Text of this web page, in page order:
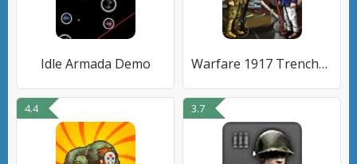
Idle Armada Demo Warfare 1917 Trenches Troops
4.4 3.7